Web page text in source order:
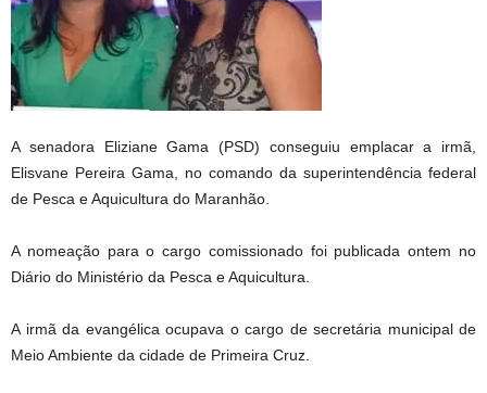
A senadora Eliziane Gama (PSD) conseguiu emplacar a irmã,
Elisvane Pereira Gama, no comando da superintendência federal
de Pesca e Aquicultura do Maranhão.
A nomeação para o cargo comissionado foi publicada ontem no
Diário do Ministério da Pesca e Aquicultura.
A irmã da evangélica ocupava o cargo de secretária municipal de
Meio Ambiente da cidade de Primeira Cruz.